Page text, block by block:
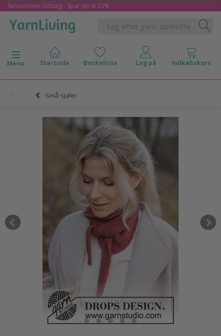
Sensommer Udsalg - Spar op til 50%
Skifte navigation
Menu
Små sjaler